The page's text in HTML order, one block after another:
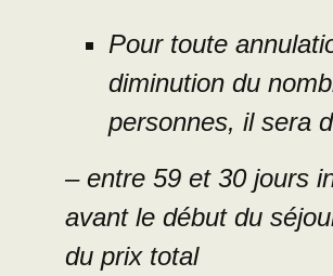
Pour toute
diminution du
personnes, il sera
– entre 59 et 30 jours
avant le début du
du prix total